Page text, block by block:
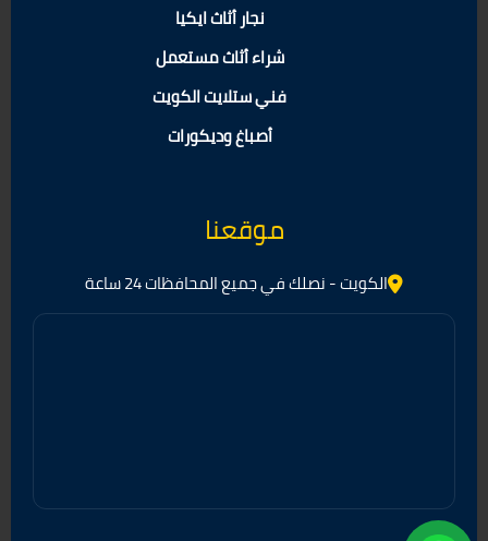
نجار أثاث ايكيا
شراء أثاث مستعمل
فني ستلايت الكويت
أصباغ وديكورات
موقعنا
الكويت - نصلك في جميع المحافظات 24 ساعة